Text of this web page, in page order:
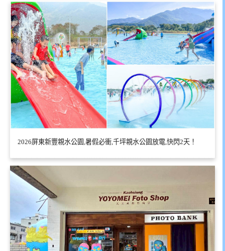
2026屏東新豐親水公園,暑假必衝,千坪親水公園放電,快閃2天！